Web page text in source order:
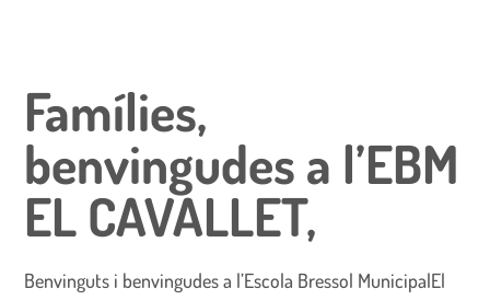
Famílies,
benvingudes a l’EBM
EL CAVALLET,
Benvinguts i benvingudes a l’Escola Bressol MunicipalEl